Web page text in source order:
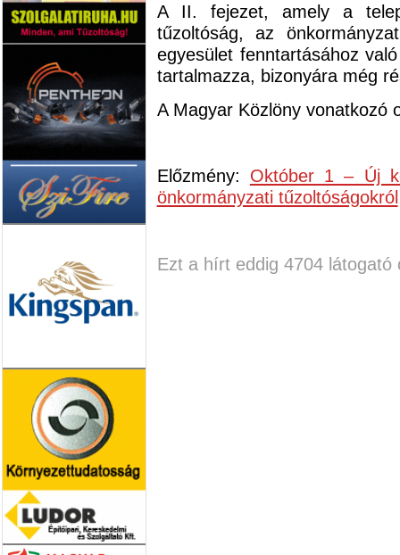
A II. fejezet, amely a
tűzoltóság, az
egyesület fenntartásához
tartalmazza, bizonyára még
A Magyar Közlöny vonatkozó
Előzmény: Október 1 – Új
önkormányzati tűzoltóságokról
Ezt a hírt eddig 4704 látogató